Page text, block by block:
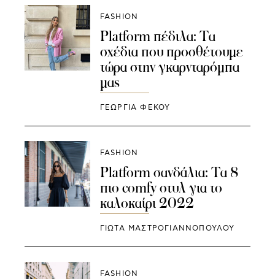
FASHION
Platform πέδιλα: Τα
σχέδια που προσθέτουμε
τώρα στην γκαρνταρόμπα
μας
ΓΕΩΡΓΙΑ ΦΕΚΟΥ
FASHION
Platform σανδάλια: Τα 8
πιο comfy στυλ για το
καλοκαίρι 2022
ΓΙΩΤΑ ΜΑΣΤΡΟΓΙΑΝΝΟΠΟΥΛΟΥ
FASHION